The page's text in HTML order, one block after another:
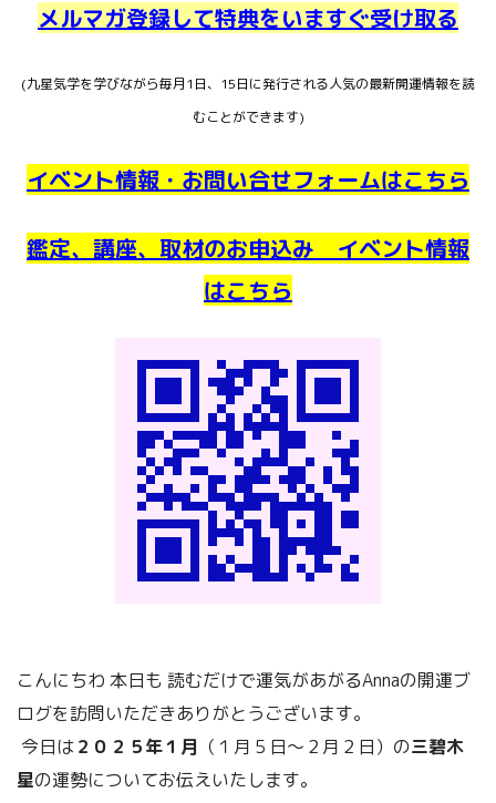
メルマガ登録して特典をいますぐ受け取る
(九星気学を学びながら毎月1日、15日に発行される人気の最新開運情報を読
むことができます)
イベント情報・お問い合せフォームはこちら
鑑定、講座、取材のお申込み イベント情報
はこちら
こんにちわ 本日も 読むだけで運気があがるAnnaの開運ブ
ログを訪問いただきありがとうございます。
今日は２０２５年１月 （１月５日～２月２日）の三碧木
星の運勢についてお伝えいたします。